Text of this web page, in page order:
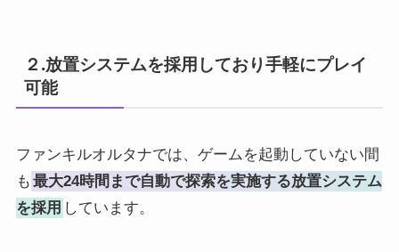
２.放置システムを採用しており手軽にプレイ
可能
ファンキルオルタナでは、ゲームを起動していない間
も 最大24時間まで自動で探索を実施する放置システム
を採用 しています。